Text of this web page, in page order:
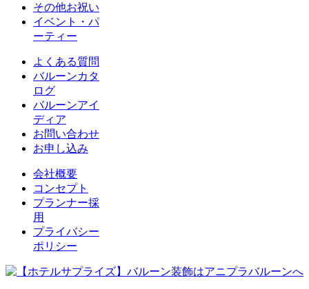
その他お祝い
イベント・パ
ーティー
よくある質問
バルーンカタ
ログ
バルーンアイ
ディア
お問い合わせ
お申し込み
会社概要
コンセプト
プランナー採
用
プライバシー
ポリシー